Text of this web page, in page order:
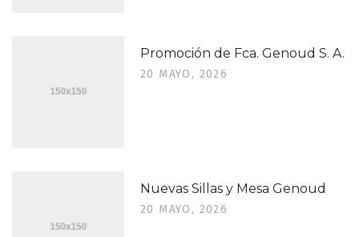
Promoción de Fca. Genoud S. A.
20 MAYO, 2026
Nuevas Sillas y Mesa Genoud
20 MAYO, 2026